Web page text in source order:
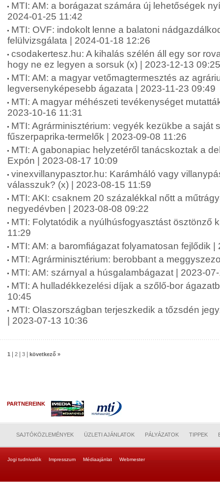
MTI: AM: a borágazat számára új lehetőségek
2024-01-25 11:42
MTI: OVF: indokolt lenne a balatoni
felülvizsgálata | 2024-01-18 12:26
csodakertesz.hu: A kihalás szélén áll egy sor
hogy ne ez legyen a sorsuk (x) | 2023-12-13 09:25
MTI: AM: a magyar vetőmagtermesztés az
legversenyképesebb ágazata | 2023-11-23 09:49
MTI: A magyar méhészeti tevékenységet
2023-10-16 11:31
MTI: Agrárminisztérium: vegyék kezükbe a saját
fűszerpaprika-termelők | 2023-09-08 11:26
MTI: A gabonapiac helyzetéről tanácskoztak a
Expón | 2023-08-17 10:09
vinexvillanypasztor.hu: Karámháló vagy
válasszuk? (x) | 2023-08-15 11:59
MTI: AKI: csaknem 20 százalékkal nőtt a
negyedévben | 2023-08-08 09:22
MTI: Folytatódik a nyúlhúsfogyasztást ösztönző
11:29
MTI: AM: a baromfiágazat folyamatosan fejlődik |
MTI: Agrárminisztérium: berobbant a
MTI: AM: szárnyal a húsgalambágazat | 2023-
MTI: A hulladékkezelési díjak a szőlő-bor
10:45
MTI: Olaszországban terjeszkedik a tőzsdén
| 2023-07-13 10:36
1 2 3 következő »
PARTNEREINK
SAJTÓKÖZLEMÉNYEK ÜZLETI AJÁNLATOK PÁLYÁZATOK TIPPEK
Jogi tudnivalók Impresszum Médiaajánlat Webmester